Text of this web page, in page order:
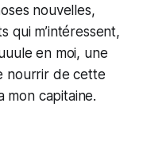
nouvelles,
qui m’intéressent,
en moi, une
nourrir de cette
capitaine.